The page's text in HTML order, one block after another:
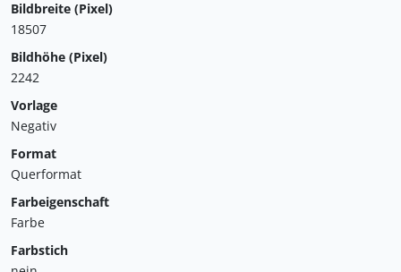
Bildbreite (Pixel)
18507
Bildhöhe (Pixel)
2242
Vorlage
Negativ
Format
Querformat
Farbeigenschaft
Farbe
Farbstich